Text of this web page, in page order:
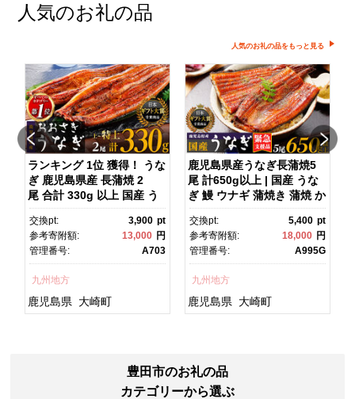
人気のお礼の品
人気のお礼の品をもっと見る
ランキング 1位 獲得！ うな
ぎ 鹿児島県産 長蒲焼 2
尾 合計 330g 以上 国産 う
なぎ 鰻 ウナギ 蒲焼き 蒲
焼 かばやき 魚 魚介 魚貝 海
鮮 うな重 ひつまぶし 蒲
焼 訳あり ギフト 人気 おす
半島 A703
交換pt: 3,900 pt
参考寄附額:
13,000 円
管理番号:
A703
九州地方
鹿児島県 大崎町
鹿児島県産うなぎ長蒲焼5
尾 計650g以上 | 国産 うな
ぎ 鰻 ウナギ 蒲焼き 蒲焼 か
ばやき unagi うなぎ蒲
焼 土用丑の日 土用の丑の
日 丑の日 魚 魚介 魚貝 海
鮮 うな重 蒲焼 訳あり ギフ
県 大崎町 大隅半
島 A995G 【会員限定のお
礼の品】【うなぎ蒲焼 国
交換pt: 5,400 pt
参考寄附額:
18,000 円
管理番号:
A995G
九州地方
鹿児島県 大崎町
豊田市のお礼の品
カテゴリーから選ぶ